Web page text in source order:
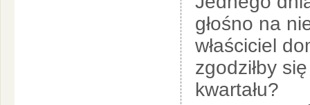
głośno na
właściciel
zgodziłby
kwartału?